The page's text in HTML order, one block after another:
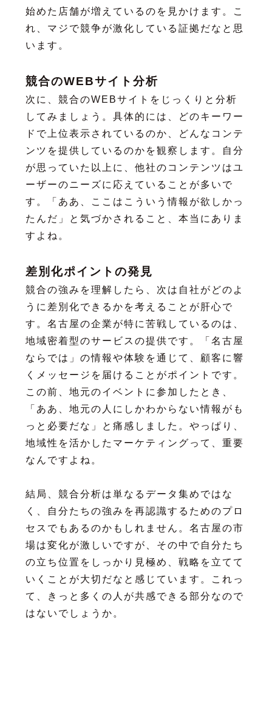
始めた店舗が増えているのを見かけます。こ
れ、マジで競争が激化している証拠だなと思
います。
競合のWEBサイト分析
次に、競合のWEBサイトをじっくりと分析
してみましょう。具体的には、どのキーワー
ドで上位表示されているのか、どんなコンテ
ンツを提供しているのかを観察します。自分
が思っていた以上に、他社のコンテンツはユ
ーザーのニーズに応えていることが多いで
す。「ああ、ここはこういう情報が欲しかっ
たんだ」と気づかされること、本当にありま
すよね。
差別化ポイントの発見
競合の強みを理解したら、次は自社がどのよ
うに差別化できるかを考えることが肝心で
す。名古屋の企業が特に苦戦しているのは、
地域密着型のサービスの提供です。「名古屋
ならでは」の情報や体験を通じて、顧客に響
くメッセージを届けることがポイントです。
この前、地元のイベントに参加したとき、
「ああ、地元の人にしかわからない情報がも
っと必要だな」と痛感しました。やっぱり、
地域性を活かしたマーケティングって、重要
なんですよね。
結局、競合分析は単なるデータ集めではな
く、自分たちの強みを再認識するためのプロ
セスでもあるのかもしれません。名古屋の市
場は変化が激しいですが、その中で自分たち
の立ち位置をしっかり見極め、戦略を立てて
いくことが大切だなと感じています。これっ
て、きっと多くの人が共感できる部分なので
はないでしょうか。